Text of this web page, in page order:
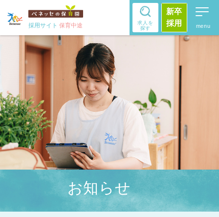
採用サイト 保育中途
求人を
探す
新卒
採用
お知らせ